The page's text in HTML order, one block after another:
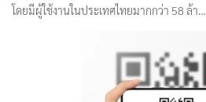
โดยมีผู้ใช้งานในประเทศไทยมากกว่า 58 ล้า…